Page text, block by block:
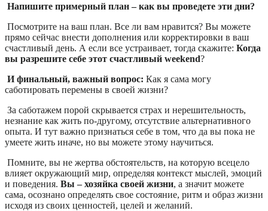
Напишите примерный план – как вы проведете эти дни?
Посмотрите на ваш план. Все ли вам нравится? Вы можете
прямо сейчас внести дополнения или корректировки в ваш
счастливый день. А если все устраивает, тогда скажите: Когда
вы разрешите себе этот счастливый weekend?
И финальный, важный вопрос: Как я сама могу
саботировать перемены в своей жизни?
За саботажем порой скрывается страх и нерешительность,
незнание как жить по-другому, отсутствие альтернативного
опыта. И тут важно признаться себе в том, что да вы пока не
умеете жить иначе, но вы можете этому научиться.
Помните, вы не жертва обстоятельств, на которую всецело
влияет окружающий мир, определяя контекст мыслей, эмоций
и поведения. Вы – хозяйка своей жизни, а значит можете
сама, осознано определять свое состояние, ритм и образ жизни
исходя из своих ценностей, целей и желаний.